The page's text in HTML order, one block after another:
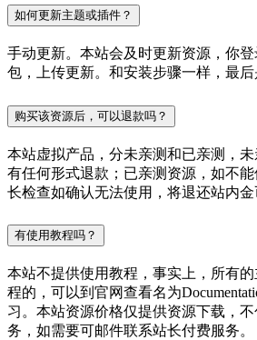
如何更新主题或插件？
手动更新。本站会及时更新资源，你
包，上传更新。和安装步骤一样，最后
购买该资源后，可以退款吗？
本站虚拟产品，分未亲测和已亲测，
有任何形式退款；已亲测资源，如不
长检查如确认无法使用，将退还站内金
有使用教程吗？
本站不提供使用教程，事实上，所有
程的，可以到官网查看名为
习。本站资源价格仅提供资源下载，
务，如需要可邮件联系站长付费服务。